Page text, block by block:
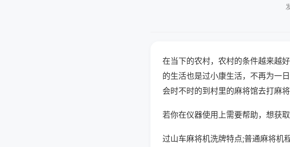
在当下的农村，农村的条件越来越
的生活也是过小康生活，不再为一
会时不时的到村里的麻将馆去打麻
若你在仪器使用上需要帮助，想获
过山车麻将机洗牌特点;普通麻将机